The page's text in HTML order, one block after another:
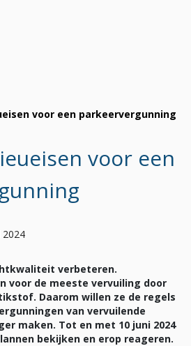
voor een parkeervergunning
voor een
2024
verbeteren.
voor de meeste vervuiling door
Daarom willen ze de regels
van vervuilende
maken. Tot en met 10 juni 2024
bekijken en erop reageren.